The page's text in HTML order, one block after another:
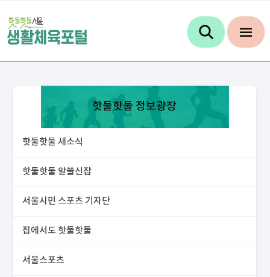
핫둘핫둘 정보광장
핫둘핫둘 새소식
핫둘핫둘 알쓸신잡
서울시민 스포츠 기자단
집에서도 핫둘핫둘
서울스포츠